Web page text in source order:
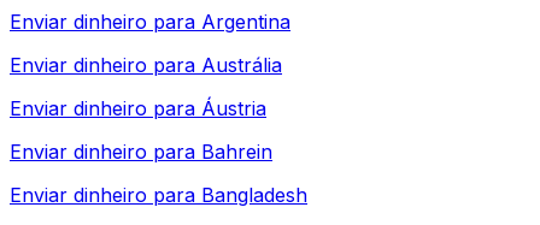
Enviar dinheiro para Argentina
Enviar dinheiro para Austrália
Enviar dinheiro para Áustria
Enviar dinheiro para Bahrein
Enviar dinheiro para Bangladesh